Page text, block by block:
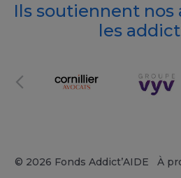
Ils soutiennent
les
© 2026 Fonds Addict’AIDE À